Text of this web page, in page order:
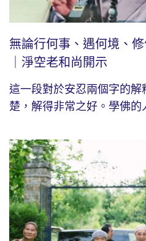
無論行何事、遇何境、
｜淨空老和尚開示
這一段對於安忍兩個字的
楚，解得非常之好。學佛